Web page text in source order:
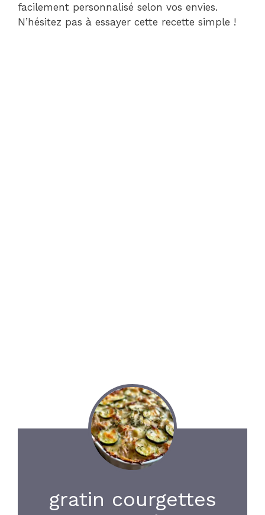
facilement personnalisé selon vos envies.
N’hésitez pas à essayer cette recette simple !
gratin courgettes